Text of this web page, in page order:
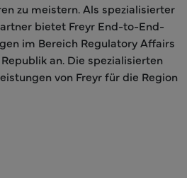
zu meistern. Als spezialisierter
bietet Freyr End-to-End-
im Bereich Regulatory Affairs
an. Die spezialisierten
von Freyr für die Region